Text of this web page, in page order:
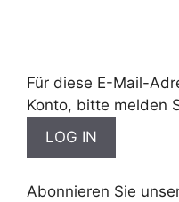
Für diese E-Mail-
Konto, bitte melden
Abonnieren Sie